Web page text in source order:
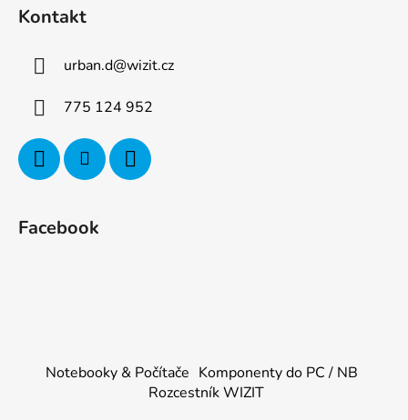
Kontakt
urban.d@wizit.cz
775 124 952
Facebook
Notebooky & Počítače Komponenty do PC / NB
Rozcestník WIZIT